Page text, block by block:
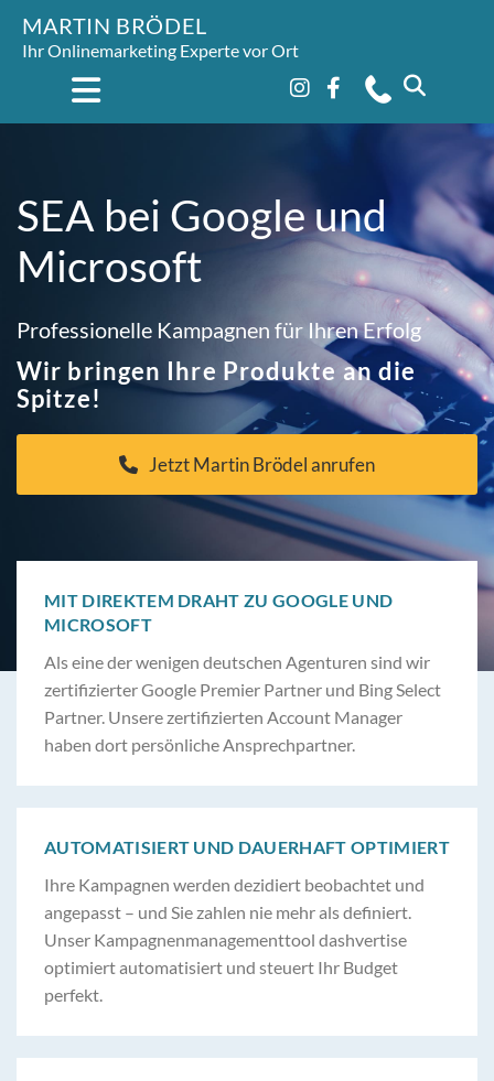
MARTIN BRÖDEL
Ihr Onlinemarketing Experte vor Ort
SEA bei Google und
Microsoft
Professionelle Kampagnen für Ihren Erfolg
Wir bringen Ihre Produkte an die
Spitze!
Jetzt Martin Brödel anrufen
MIT DIREKTEM DRAHT ZU GOOGLE UND
MICROSOFT
Als eine der wenigen deutschen Agenturen sind wir
zertifizierter Google Premier Partner und Bing Select
Partner. Unsere zertifizierten Account Manager
haben dort persönliche Ansprechpartner.
AUTOMATISIERT UND DAUERHAFT OPTIMIERT
Ihre Kampagnen werden dezidiert beobachtet und
angepasst – und Sie zahlen nie mehr als definiert.
Unser Kampagnenmanagementtool dashvertise
optimiert automatisiert und steuert Ihr Budget
perfekt.